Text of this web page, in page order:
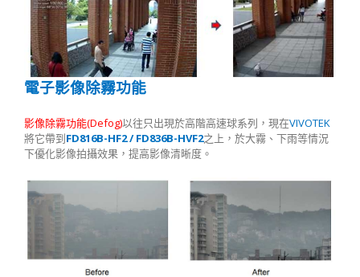
電子影像除霧功能
影像除霧功能(Defog)以往只出現於高階高速球系列，現在VIVOTEK
將它帶到 FD816B-HF2 / FD836B-HVF2之上，於大霧、下雨等情況
下優化影像拍攝效果，提高影像清晰度。